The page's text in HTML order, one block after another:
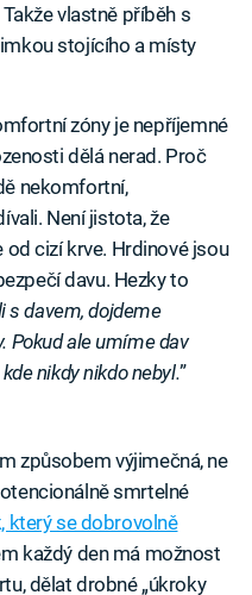
vlastně příběh s
stojícího a místy
zóny je nepříjemné
dělá nerad. Proč
nekomfortní,
Není jistota, že
cizí krve. Hrdinové jsou
davu. Hezky to
s davem, dojdeme
Pokud ale umíme dav
nikdy nikdo nebyl.”
způsobem výjimečná, ne
smrtelné
který se dobrovolně
každý den má možnost
dělat drobné „úkroky